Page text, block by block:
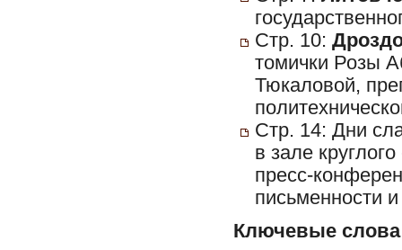
Стр. 10:
томички Розы
Тюкаловой,
Стр. 14: Дни
в зале
пресс-
письменности
Ключевые слова